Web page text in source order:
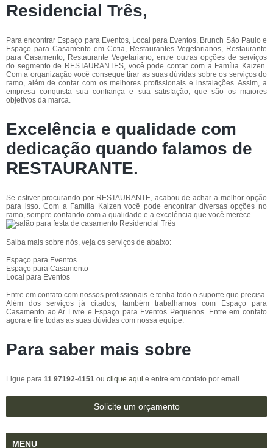
Residencial Três,
Para encontrar Espaço para Eventos, Local para Eventos, Brunch São Paulo e
Espaço para Casamento em Cotia, Restaurantes Vegetarianos, Restaurante
para Casamento, Restaurante Vegetariano, entre outras opções de serviços
do segmento de RESTAURANTES, você pode contar com a Família Kaizen.
Com a organização você consegue tirar as suas dúvidas sobre os serviços do
ramo, além de contar com os melhores profissionais e instalações. Assim, a
empresa conquista sua confiança e sua satisfação, que são os maiores
objetivos da marca.
Excelência e qualidade com
dedicação quando falamos de
RESTAURANTE.
Se estiver procurando por RESTAURANTE, acabou de achar a melhor opção
para isso. Com a Família Kaizen você pode encontrar diversas opções no
ramo, sempre contando com a qualidade e a excelência que você merece.
Saiba mais sobre nós, veja os serviços de abaixo:
Espaço para Eventos
Espaço para Casamento
Local para Eventos
Entre em contato com nossos profissionais e tenha todo o suporte que precisa.
Além dos serviços já citados, também trabalhamos com Espaço para
Casamento ao Ar Livre e Espaço para Eventos Pequenos. Entre em contato
agora e tire todas as suas dúvidas com nossa equipe.
Para saber mais sobre
Ligue para 11 97192-4151 ou clique aqui e entre em contato por email.
Solicite um orçamento
MENU